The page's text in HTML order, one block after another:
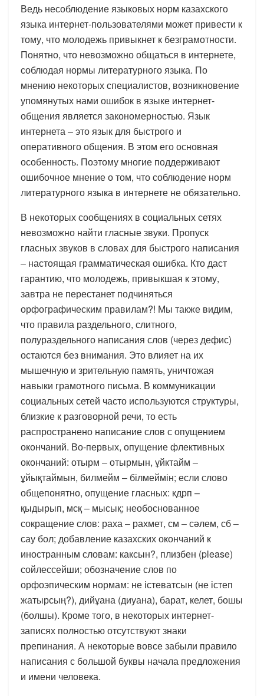
Ведь несоблюдение языковых норм казахского
языка интернет-пользователями может привести к
тому, что молодежь привыкнет к безграмотности.
Понятно, что невозможно общаться в интернете,
соблюдая нормы литературного языка. По
мнению некоторых специалистов, возникновение
упомянутых нами ошибок в языке интернет-
общения является закономерностью. Язык
интернета – это язык для быстрого и
оперативного общения. В этом его основная
особенность. Поэтому многие поддерживают
ошибочное мнение о том, что соблюдение норм
литературного языка в интернете не обязательно.
В некоторых сообщениях в социальных сетях
невозможно найти гласные звуки. Пропуск
гласных звуков в словах для быстрого написания
– настоящая грамматическая ошибка. Кто даст
гарантию, что молодежь, привыкшая к этому,
завтра не перестанет подчиняться
орфографическим правилам?! Мы также видим,
что правила раздельного, слитного,
полураздельного написания слов (через дефис)
остаются без внимания. Это влияет на их
мышечную и зрительную память, уничтожая
навыки грамотного письма. В коммуникации
социальных сетей часто используются структуры,
близкие к разговорной речи, то есть
распространено написание слов с опущением
окончаний. Во-первых, опущение флективных
окончаний: отырм – отырмын, ұйктайм –
ұйықтаймын, билмейм – білмеймін; если слово
общепонятно, опущение гласных: кдрп –
қыдырып, мсқ – мысық; необоснованное
сокращение слов: раха – рахмет, см – сәлем, сб –
сау бол; добавление казахских окончаний к
иностранным словам: каксын?, плизбен (please)
сойлессейши; обозначение слов по
орфоэпическим нормам: не істеватсын (не істеп
жатырсың?), дийұана (диуана), барат, келет, бошы
(болшы). Кроме того, в некоторых интернет-
записях полностью отсутствуют знаки
препинания. А некоторые вовсе забыли правило
написания с большой буквы начала предложения
и имени человека.